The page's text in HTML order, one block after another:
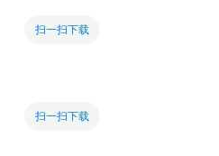
扫一扫下载
扫一扫下载